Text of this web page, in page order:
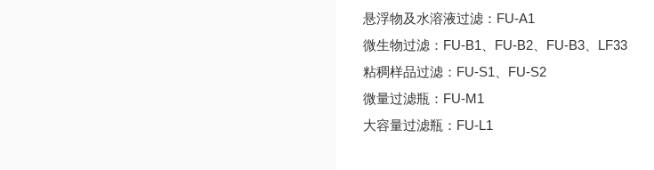
悬浮物及水溶液过滤：FU-A1
微生物过滤：FU-B1、FU-B2、FU-B3、LF33
粘稠样品过滤：FU-S1、FU-S2
微量过滤瓶：FU-M1
大容量过滤瓶：FU-L1